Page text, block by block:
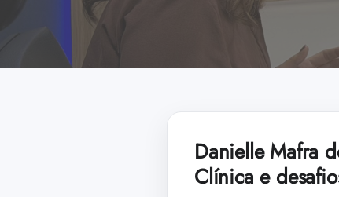
Danielle Mafra
Clínica e